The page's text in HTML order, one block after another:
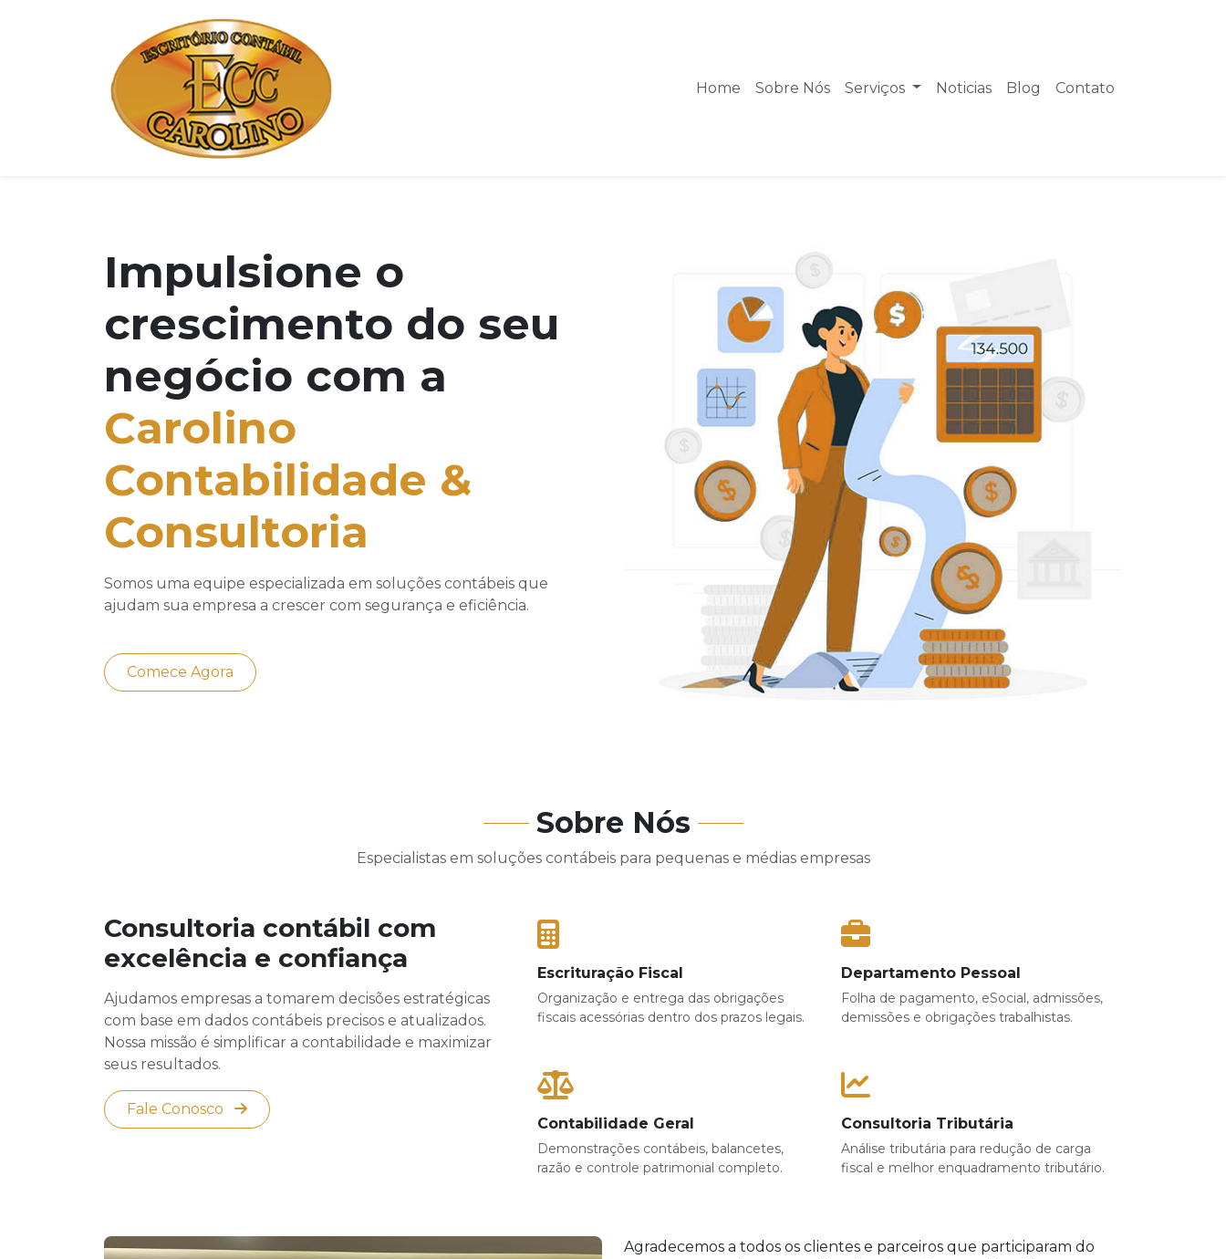
Home Sobre Nós Serviços Noticias Blog Contato
Impulsione o
crescimento do seu
negócio com a
Carolino
Contabilidade &
Consultoria
Somos uma equipe especializada em soluções contábeis que
ajudam sua empresa a crescer com segurança e eficiência.
Comece Agora
Sobre Nós
Especialistas em soluções contábeis para pequenas e médias empresas
Consultoria contábil com
excelência e confiança
Ajudamos empresas a tomarem decisões estratégicas
com base em dados contábeis precisos e atualizados.
Nossa missão é simplificar a contabilidade e maximizar
seus resultados.
Fale Conosco
Escrituração Fiscal
Organização e entrega das obrigações
fiscais acessórias dentro dos prazos legais.
Departamento Pessoal
Folha de pagamento, eSocial, admissões,
demissões e obrigações trabalhistas.
Contabilidade Geral
Demonstrações contábeis, balancetes,
razão e controle patrimonial completo.
Consultoria Tributária
Análise tributária para redução de carga
fiscal e melhor enquadramento tributário.
Agradecemos a todos os clientes e parceiros que participaram do